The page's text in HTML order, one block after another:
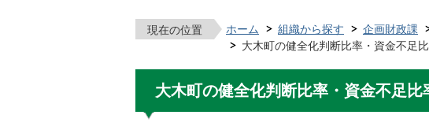
現在の位置 ホーム 組織から探す 企画財政課
大木町の健全化判断比率・資金不足
大木町の健全化判断比率・資金不足比